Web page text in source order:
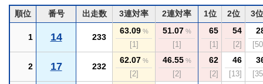
順位 番号 出走数 3連対率 2連対率 1位 2位 3位
1 14 233
63.09%
[1]
51.07%
[1]
65
[1]
54
[2]
2 17 232
62.07%
[2]
46.55%
[2]
62
[2]
46
[13]